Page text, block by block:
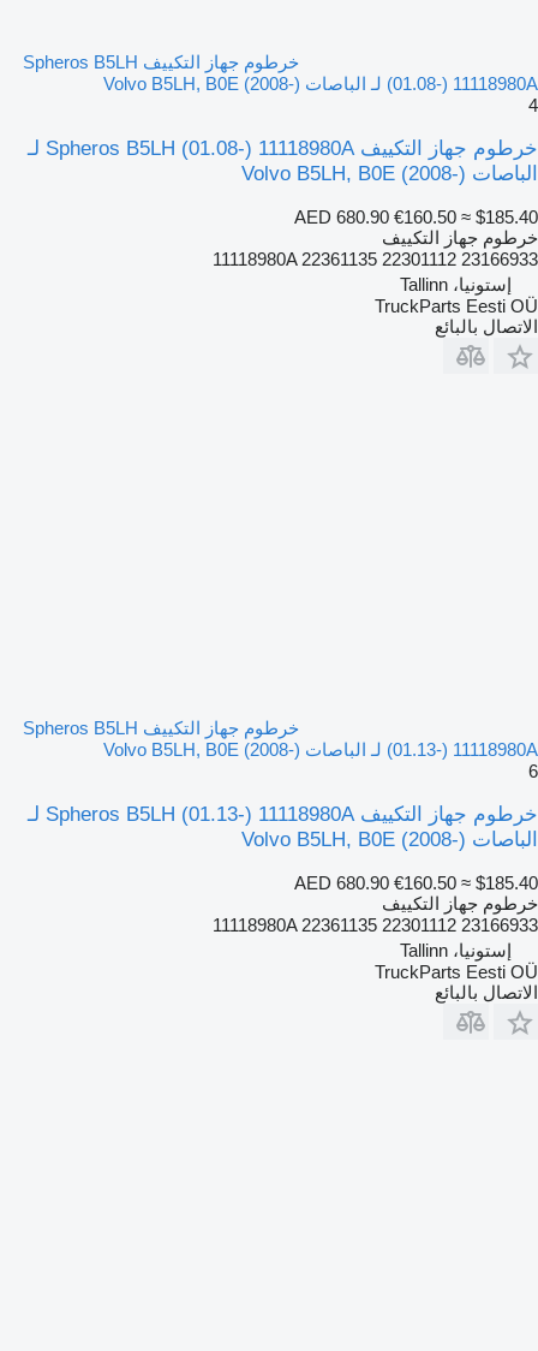
خرطوم جهاز التكييف Spheros B5LH
(01.08-) 11118980A لـ الباصات Volvo B5LH, B0E (2008-)
4
خرطوم جهاز التكييف Spheros B5LH (01.08-) 11118980A لـ
الباصات Volvo B5LH, B0E (2008-)
AED 680.90 €160.50 ≈ $185.40
خرطوم جهاز التكييف
11118980A 22361135 22301112 23166933
إستونيا، Tallinn
TruckParts Eesti OÜ
الاتصال بالبائع
خرطوم جهاز التكييف Spheros B5LH
(01.13-) 11118980A لـ الباصات Volvo B5LH, B0E (2008-)
6
خرطوم جهاز التكييف Spheros B5LH (01.13-) 11118980A لـ
الباصات Volvo B5LH, B0E (2008-)
AED 680.90 €160.50 ≈ $185.40
خرطوم جهاز التكييف
11118980A 22361135 22301112 23166933
إستونيا، Tallinn
TruckParts Eesti OÜ
الاتصال بالبائع